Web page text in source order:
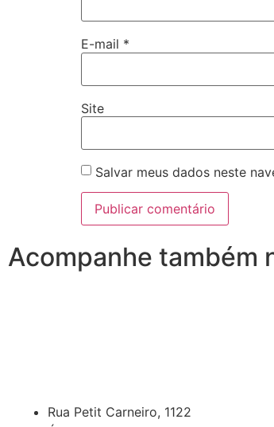
E-mail *
Site
Salvar meus dados neste
Acompanhe também
Rua Petit Carneiro, 1122